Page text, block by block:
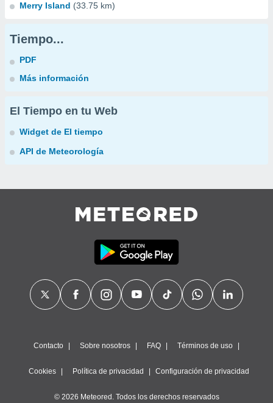
Merry Island (33.75 km)
Tiempo...
PDF
Más información
El Tiempo en tu Web
Widget de El tiempo
API de Meteorología
Contacto Sobre nosotros FAQ Términos de uso
Cookies Política de privacidad Configuración de privacidad
© 2026 Meteored. Todos los derechos reservados